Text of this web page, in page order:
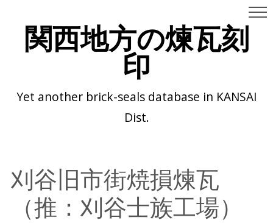
関西地方の煉瓦刻
印
Yet another brick-seals database in KANSAI
Dist.
刈谷旧市街焼損煉瓦
（推：刈谷士族工場）